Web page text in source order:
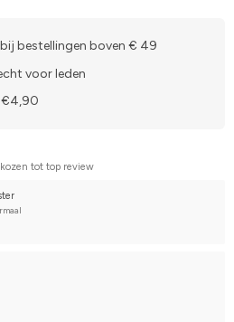
bestellingen boven € 49
voor leden
€4,90
tot top review